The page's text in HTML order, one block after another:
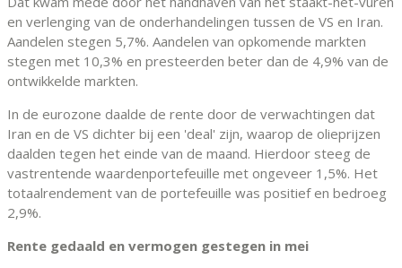
en verlenging van de onderhandelingen tussen de VS en Iran.
Aandelen stegen 5,7%. Aandelen van opkomende markten
stegen met 10,3% en presteerden beter dan de 4,9% van de
ontwikkelde markten.
In de eurozone daalde de rente door de verwachtingen dat
Iran en de VS dichter bij een 'deal' zijn, waarop de olieprijzen
daalden tegen het einde van de maand. Hierdoor steeg de
vastrentende waardenportefeuille met ongeveer 1,5%. Het
totaalrendement van de portefeuille was positief en bedroeg
2,9%.
Rente gedaald en vermogen gestegen in mei